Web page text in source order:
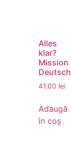
Alles
klar?
Mission
Deutsch
41.00 lei
Adaugă
în coș